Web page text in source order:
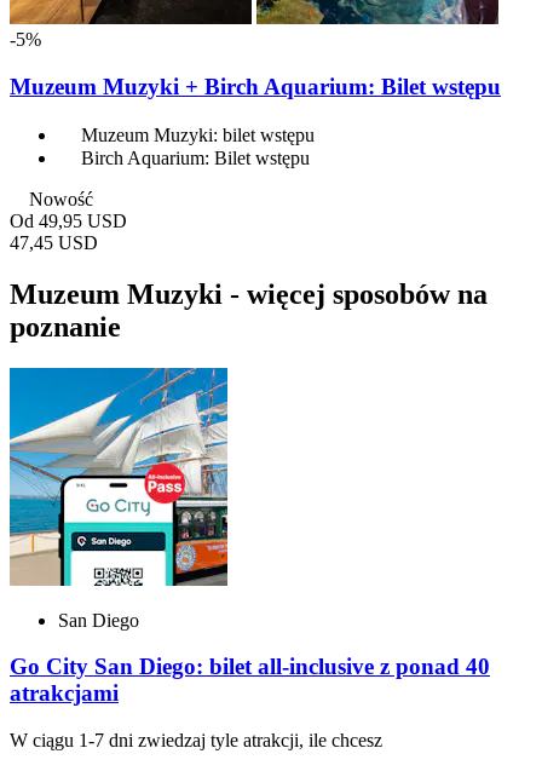
-5%
Muzeum Muzyki + Birch Aquarium: Bilet wstępu
Muzeum Muzyki: bilet wstępu
Birch Aquarium: Bilet wstępu
Nowość
Od 49,95 USD
47,45 USD
Muzeum Muzyki - więcej sposobów na
poznanie
San Diego
Go City San Diego: bilet all-inclusive z ponad 40
atrakcjami
W ciągu 1-7 dni zwiedzaj tyle atrakcji, ile chcesz